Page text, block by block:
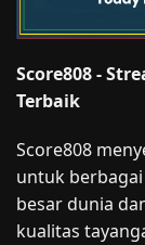
Score808 -
Terbaik
Score808
untuk
besar dunia
kualitas